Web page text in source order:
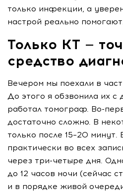
только инфекции, а
настрой реально
Только КТ —
средство
Вечером мы поехали в
До этого я обзвонила их с
работал томограф. Во-
достаточно сложно. В
только после 15–20 минут.
практически во всех
через три-четыре дня.
до 12 часов ночи (сейчас
и в порядке живой